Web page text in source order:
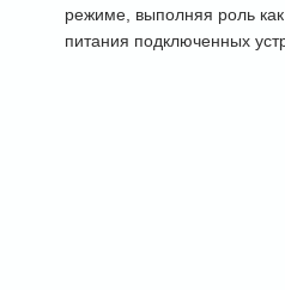
режиме, выполняя роль
питания подключенных